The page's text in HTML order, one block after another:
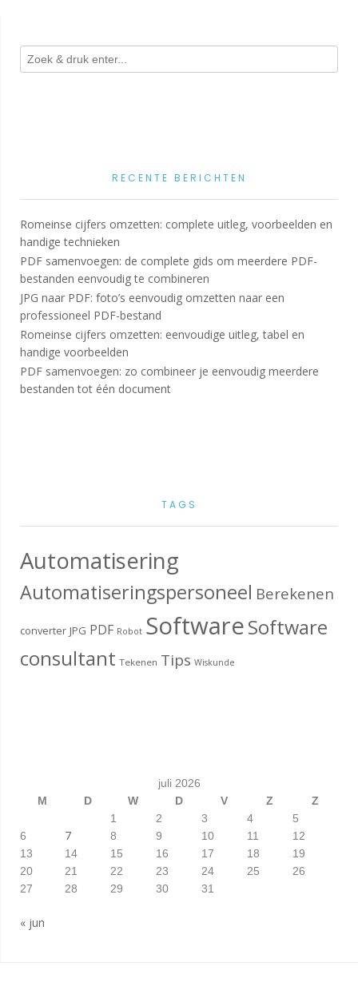
RECENTE BERICHTEN
Romeinse cijfers omzetten: complete uitleg, voorbeelden en
handige technieken
PDF samenvoegen: de complete gids om meerdere PDF-
bestanden eenvoudig te combineren
JPG naar PDF: foto’s eenvoudig omzetten naar een
professioneel PDF-bestand
Romeinse cijfers omzetten: eenvoudige uitleg, tabel en
handige voorbeelden
PDF samenvoegen: zo combineer je eenvoudig meerdere
bestanden tot één document
TAGS
Automatisering
Automatiseringspersoneel Berekenen
converter JPG PDF Robot SoftwareSoftware
consultant Tekenen Tips Wiskunde
juli 2026
M
D W D V Z
Z
1
2 3 4
5
6
7 8 9 10 11
12
13
14 15 16 17 18
19
20
21 22 23 24 25
26
27
28 29 30 31
« jun